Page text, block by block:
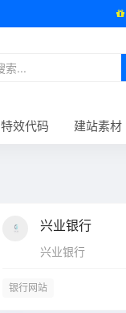
特效代码 建站素材
兴业银行
兴业银行
银行网站